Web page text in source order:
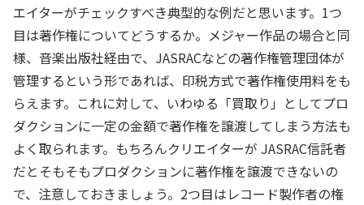
エイターがチェックすべき典型的な例だと思います。1つ
目は著作権についてどうするか。メジャー作品の場合と同
様、音楽出版社経由で、JASRACなどの著作権管理団体が
管理するという形であれば、印税方式で著作権使用料をも
らえます。これに対して、いわゆる「買取り」としてプロ
ダクションに一定の金額で著作権を譲渡してしまう方法も
よく取られます。もちろんクリエイターが JASRAC信託者
だとそもそもプロダクションに著作権を譲渡できないの
で、注意しておきましょう。2つ目はレコード製作者の権